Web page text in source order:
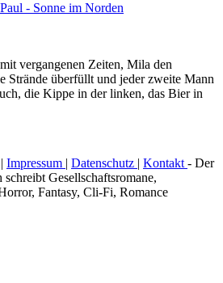
- Sonne im Norden
vergangenen Zeiten, Mila den
Strände überfüllt und jeder zweite Mann
die Kippe in der linken, das Bier in
Impressum | Datenschutz | Kontakt - Der
Gesellschaftsromane,
Fantasy, Cli-Fi, Romance